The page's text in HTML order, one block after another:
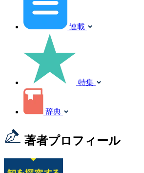
連載
特集
辞典
著者プロフィール